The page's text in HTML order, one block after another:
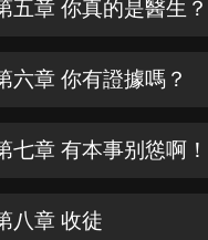
五章 你真的是醫生？
六章 你有證據嗎？
七章 有本事别慫啊！
八章 收徒